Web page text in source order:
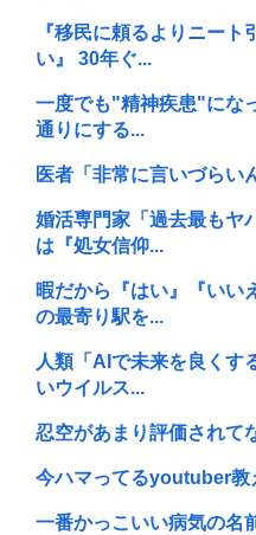
『移民に頼るよりニー
い』 30年ぐ...
一度でも"精神疾患"にな
通りにする...
医者「非常に言いづら
婚活専門家「過去最もヤ
は『処女信仰...
暇だから『はい』『いい
の最寄り駅を...
人類「AIで未来を良くす
いウイルス...
忍空があまり評価されて
今ハマってるyoutuber教
一番かっこいい病気の名